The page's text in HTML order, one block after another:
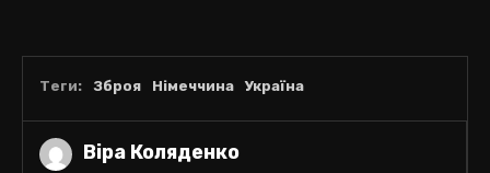
Віра Коляденко
Теги: Зброя Німеччина Україна